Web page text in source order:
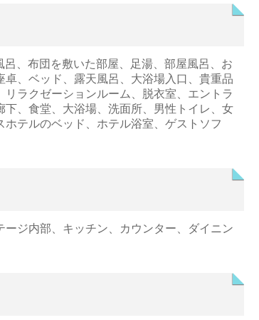
、布団を敷いた部屋、足湯、部屋風呂、お
、ベッド、露天風呂、大浴場入口、貴重品
ラクゼーションルーム、脱衣室、エントラ
、食堂、大浴場、洗面所、男性トイレ、女
テルのベッド、ホテル浴室、ゲストソフ
ジ内部、キッチン、カウンター、ダイニン